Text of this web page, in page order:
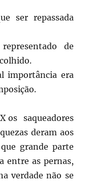
ser repassada
de
importância era
os saqueadores
deram aos
grande parte
entre as pernas,
verdade não se